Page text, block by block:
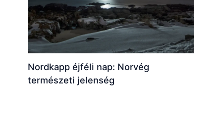
Nordkapp éjféli nap: Norvég
természeti jelenség